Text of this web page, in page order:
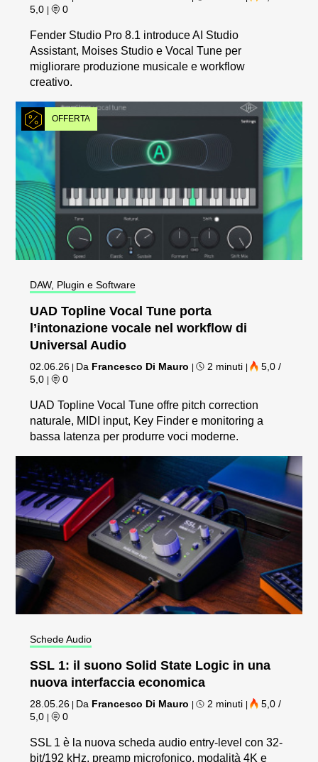
5,0
| 0
Fender Studio Pro 8.1 introduce AI Studio
Assistant, Moises Studio e Vocal Tune per
migliorare produzione musicale e workflow
creativo.
OFFERTA
DAW, Plugin e Software
UAD Topline Vocal Tune porta
l’intonazione vocale nel workflow di
Universal Audio
02.06.26 Da Francesco Di Mauro | 2 minuti |
5,0 /
5,0
| 0
UAD Topline Vocal Tune offre pitch correction
naturale, MIDI input, Key Finder e monitoring a
bassa latenza per produrre voci moderne.
Schede Audio
SSL 1: il suono Solid State Logic in una
nuova interfaccia economica
28.05.26 Da Francesco Di Mauro | 2 minuti |
5,0 /
5,0
| 0
SSL 1 è la nuova scheda audio entry-level con 32-
bit/192 kHz, preamp microfonico, modalità 4K e